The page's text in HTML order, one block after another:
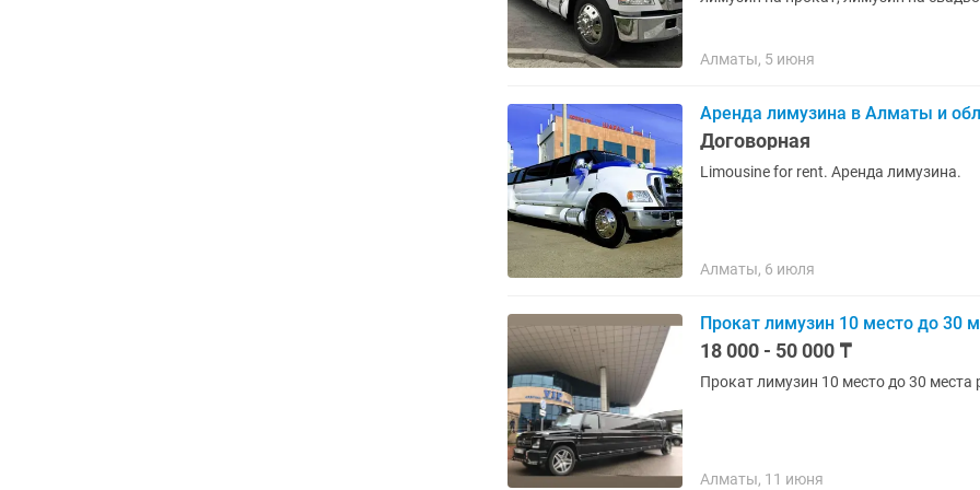
Алматы, 5 июня
Аренда лимузина в Алматы и
Договорная
Limousine for rent. Аренда лимузина.
Алматы, 6 июля
Прокат лимузин 10 место до 30
18 000 - 50 000 ₸
Прокат лимузин 10 место до 30
Алматы, 11 июня